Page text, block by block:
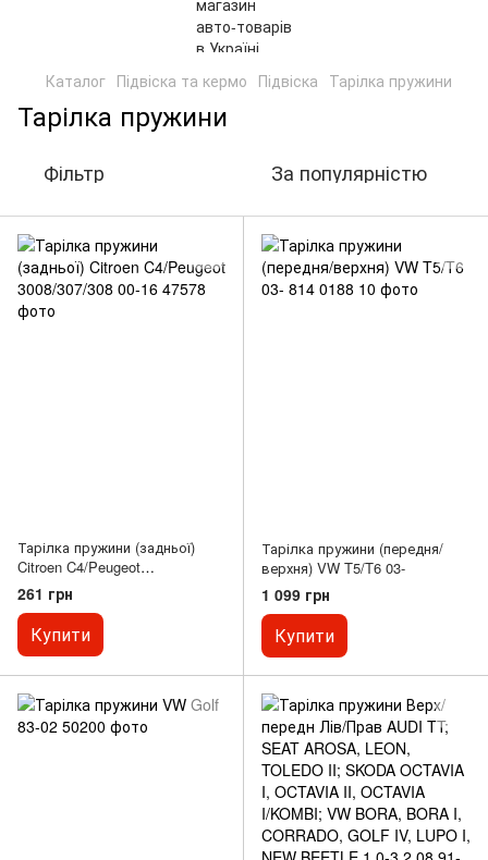
Каталог Підвіска та кермо Підвіска Тарілка пружини
Тарілка пружини
Фільтр За популярністю
Тарілка пружини (задньої)
Citroen C4/Peugeot
3008/307/308 00-16
261 грн
Купити
Тарілка пружини (передня/
верхня) VW T5/T6 03-
1 099 грн
Купити